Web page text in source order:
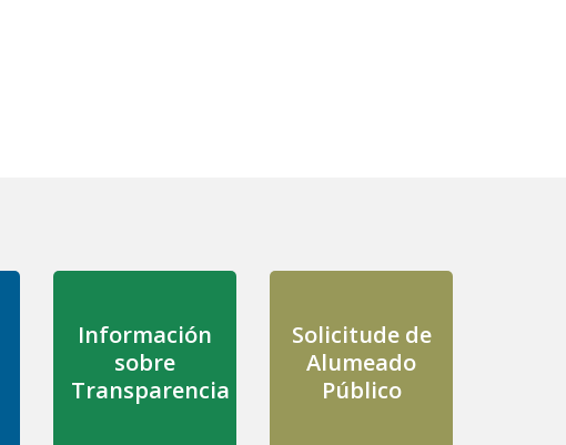
Información
sobre
Transparencia
Solicitude de
Alumeado
Público